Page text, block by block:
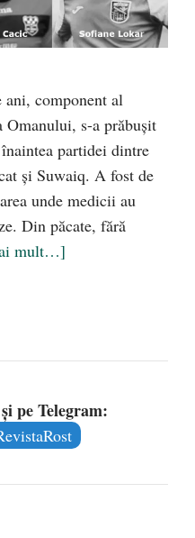
component al
Omanului, s-a prăbușit
partidei dintre
și Suwaiq. A fost de
unde medicii au
Din păcate, fără
mult…]
pe Telegram: